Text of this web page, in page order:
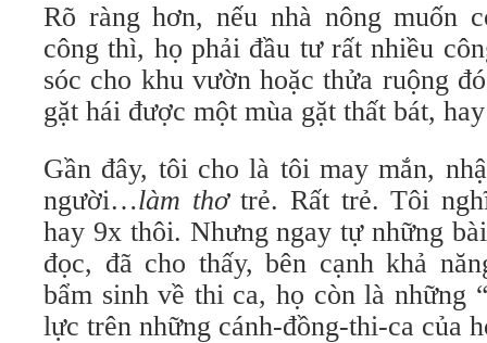
Rõ ràng hơn, nếu nhà nông muốn
công thì, họ phải đầu tư rất nhiều
sóc cho khu vườn hoặc thửa ruộng
gặt hái được một mùa gặt thất bát,
Gần đây, tôi cho là tôi may mắn,
người…làm thơtrẻ. Rất trẻ. Tôi
hay 9x thôi. Nhưng ngay tự những
đọc, đã cho thấy, bên cạnh khả
bẩm sinh về thi ca, họ còn là những
lực trên những cánh-đồng-thi-ca của